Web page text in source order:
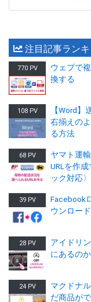
注目記事ラン
770 PV
ウェブで
換する
108 PV
【Word
右揃えの
る方法
68 PV
ヤマト運
URLを作
ック対応〉
39 PV
Facebook
ウンロー
28 PV
アイドリ
にあるの
24 PV
マクドナ
だ商品が